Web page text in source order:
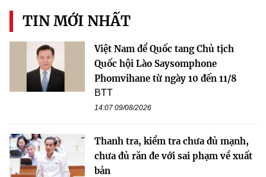
TIN MỚI NHẤT
Việt Nam để Quốc tang Chủ tịch
Quốc hội Lào Saysomphone
Phomvihane từ ngày 10 đến 11/8
BTT
14:07 09/08/2026
Thanh tra, kiểm tra chưa đủ mạnh,
chưa đủ răn đe với sai phạm về xuất
bản